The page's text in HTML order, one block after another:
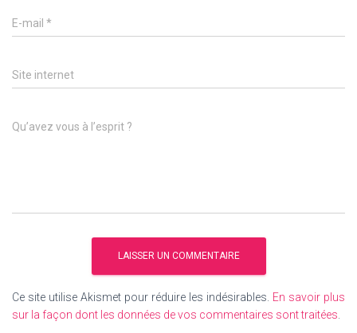
E-mail *
Site internet
Qu’avez vous à l’esprit ?
Ce site utilise Akismet pour réduire les indésirables. En savoir plus
sur la façon dont les données de vos commentaires sont traitées